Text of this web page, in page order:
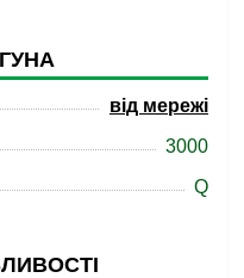
від мережі
3000
Q